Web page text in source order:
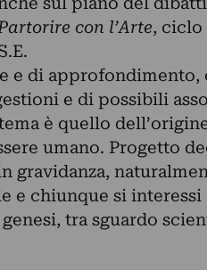
con l’Arte, ciclo
e di
e di possibili
è quello
umano. Progetto
gravidanza,
e chiunque si
tra sguardo